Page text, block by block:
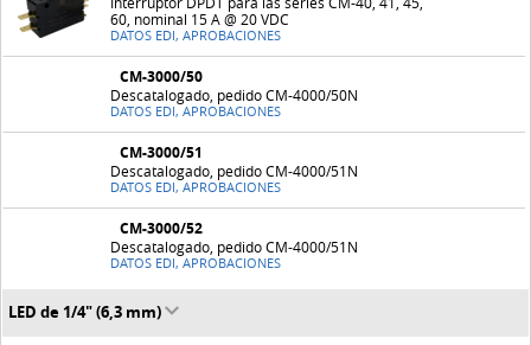
60, nominal 15 A @ 20 VDC
DATOS EDI, APROBACIONES
CM-3000/50
Descatalogado, pedido CM-4000/50N
DATOS EDI, APROBACIONES
CM-3000/51
Descatalogado, pedido CM-4000/51N
DATOS EDI, APROBACIONES
CM-3000/52
Descatalogado, pedido CM-4000/51N
DATOS EDI, APROBACIONES
LED de 1/4" (6,3 mm)